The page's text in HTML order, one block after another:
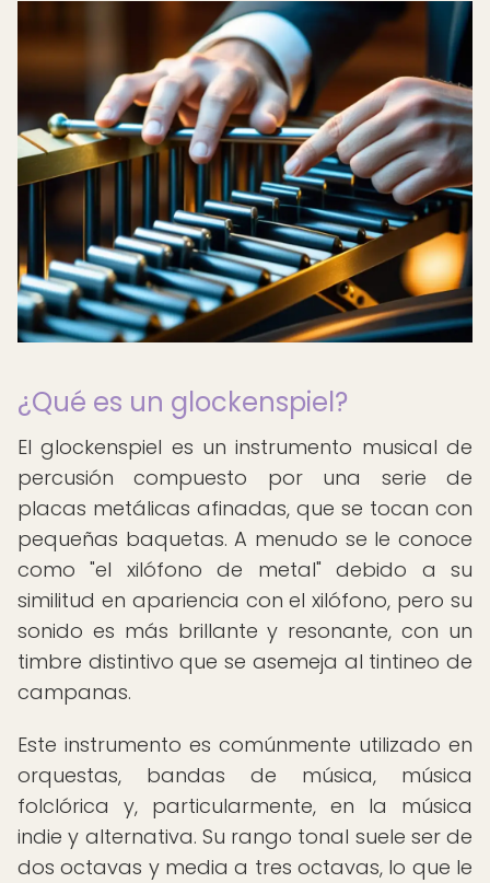
¿Qué es un glockenspiel?
El glockenspiel es un instrumento musical de
percusión compuesto por una serie de
placas metálicas afinadas, que se tocan con
pequeñas baquetas. A menudo se le conoce
como "el xilófono de metal" debido a su
similitud en apariencia con el xilófono, pero su
sonido es más brillante y resonante, con un
timbre distintivo que se asemeja al tintineo de
campanas.
Este instrumento es comúnmente utilizado en
orquestas, bandas de música, música
folclórica y, particularmente, en la música
indie y alternativa. Su rango tonal suele ser de
dos octavas y media a tres octavas, lo que le